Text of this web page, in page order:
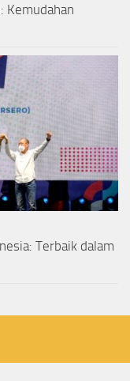
Kemudahan
Terbaik dalam